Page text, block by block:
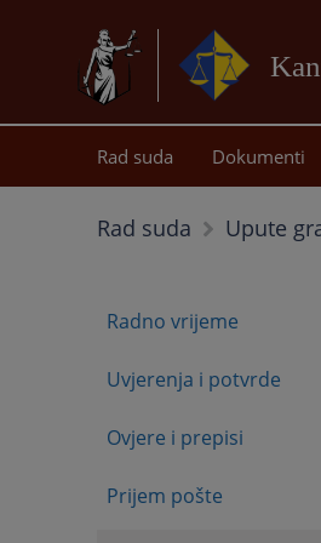
Rad suda Dokumenti
Rad suda Upute
Radno vrijeme
Uvjerenja i potvrde
Ovjere i prepisi
Prijem pošte